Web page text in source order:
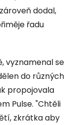
dodal,
řadu
vyznamenal se
do různých
propojovala
Pulse. "Chtěli
zkrátka aby